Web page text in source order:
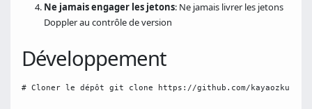
Ne jamais engager les jetons: Ne jamais livrer les jetons
Doppler au contrôle de version
Développement
# Cloner le dépôt git clone https://github.com/kayaozkur/